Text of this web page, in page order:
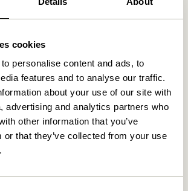
cookies
personalise content and ads, to
features and to analyse our traffic.
about your use of our site with
advertising and analytics partners who
other information that you’ve
or that they’ve collected from your use
1.299,00kr.